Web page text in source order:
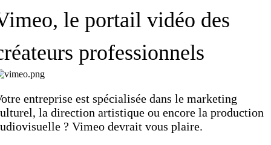
le portail vidéo des
professionnels
entreprise est spécialisée dans le marketing
la direction artistique ou encore la production
? Vimeo devrait vous plaire.